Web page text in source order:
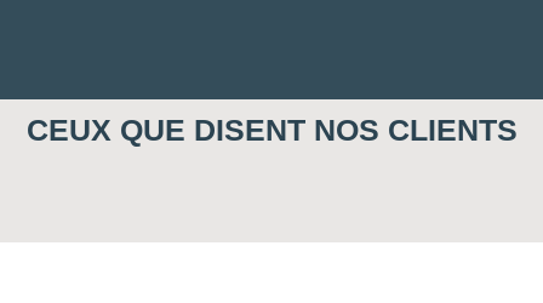
CEUX QUE DISENT NOS CLIENTS